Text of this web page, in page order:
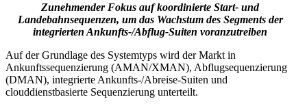
Zunehmender Fokus auf koordinierte Start- und
Landebahnsequenzen, um das Wachstum des Segments der
integrierten Ankunfts-/Abflug-Suiten voranzutreiben
Auf der Grundlage des Systemtyps wird der Markt in
Ankunftssequenzierung (AMAN/XMAN), Abflugsequenzierung
(DMAN), integrierte Ankunfts-/Abreise-Suiten und
clouddienstbasierte Sequenzierung unterteilt.